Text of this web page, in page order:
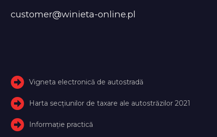
customer@winieta-online.pl
Vigneta electronică de autostradă
Harta secțiunilor de taxare ale autostrăzilor 2021
Informație practică